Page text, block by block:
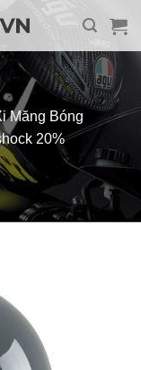
Măng Bóng
20%